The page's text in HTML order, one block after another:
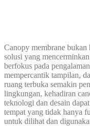
Canopy membrane bukan
solusi yang
berfokus pada
mempercantik tampilan,
ruang terbuka semakin
lingkungan, kehadiran
teknologi dan desain
tempat yang tidak hanya
untuk dilihat dan